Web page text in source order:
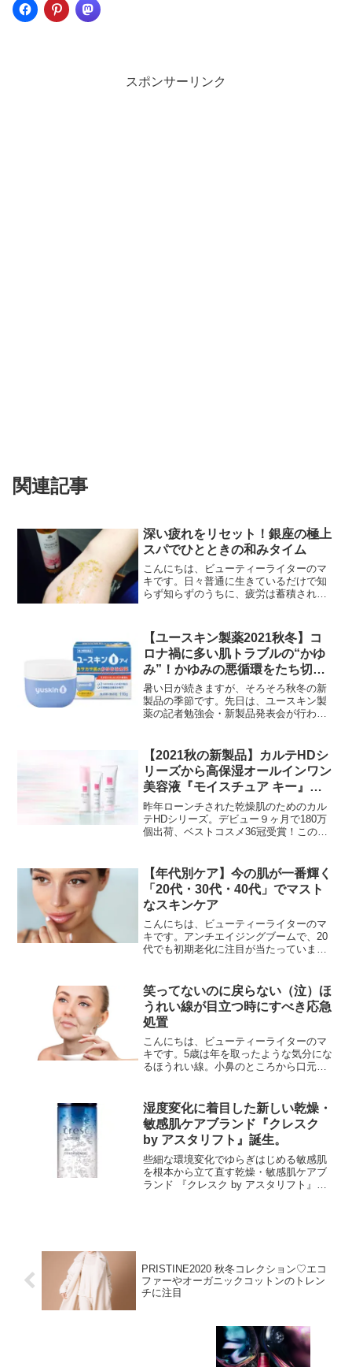
スポンサーリンク
関連記事
深い疲れをリセット！銀座の極上
スパでひとときの和みタイム
こんにちは、ビューティーライターのマ
キです。日々普通に生きているだけで知
らず知らずのうちに、疲労は蓄積される
て、休憩するといった時間が実は体の疲
れを生んでいるかもしれま...
【ユースキン製薬2021秋冬】コ
ロナ禍に多い肌トラブルの“かゆ
み”！かゆみの悪循環をたち切る
セルフケア
暑い日が続きますが、そろそろ秋冬の新
製品の季節です。先日は、ユースキン製
薬の記者勉強会・新製品発表会が行われ
先生登壇） ●手荒れ対策の実態とハンド
ケアの習慣化に向...
【2021秋の新製品】カルテHDシ
リーズから高保湿オールインワン
美容液『モイスチュア キー』が
新発売！〜１本で充実のしっとり
感が続く〜
昨年ローンチされた乾燥肌のためのカル
テHDシリーズ。デビュー９ヶ月で180万
個出荷、ベストコスメ36冠受賞！このた
ます♪３つの秋の新製品まずはオールイン
ワン美容液の『カ...
【年代別ケア】今の肌が一番輝く
「20代・30代・40代」でマスト
なスキンケア
こんにちは、ビューティーライターのマ
キです。アンチエイジングブームで、20
代でも初期老化に注目が当たっています
ようです。しかし、年代によって必要な
ケアは違い、20代で...
笑ってないのに戻らない（泣）ほ
うれい線が目立つ時にすべき応急
処置
こんにちは、ビューティーライターのマ
キです。5歳は年を取ったような気分にな
るほうれい線。小鼻のところから口元に
ていると「げ！！」となりますよね。先
日、飛行機に乗った時の...
湿度変化に着目した新しい乾燥・
敏感肌ケアブランド『クレスク
by アスタリフト』誕生。
些細な環境変化でゆらぎはじめる敏感肌
を根本から立て直す乾燥・敏感肌ケアブ
ランド 『クレスク by アスタリフト』が
PRISTINE2020 秋冬コレクション♡エコ
ファーやオーガニックコットンのトレン
チに注目